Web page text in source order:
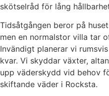
skötselråd för lång
Tidsåtgången beror på
men en normalstor villa tar
Invändigt planerar vi
kvar. Vi skyddar växter,
upp väderskydd vid behov
skiftande väder i Rocksta.